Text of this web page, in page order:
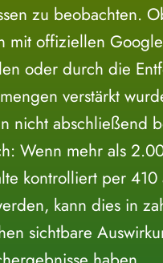
zu beobachten.
mit offiziellen
oder durch die
verstärkt
nicht abschließend
Wenn mehr als
kontrolliert per 410
kann dies in
sichtbare